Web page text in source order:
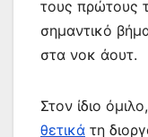
τους πρώτους
σημαντικό
στα νοκ άουτ.
Στον ίδιο
θετικά τη